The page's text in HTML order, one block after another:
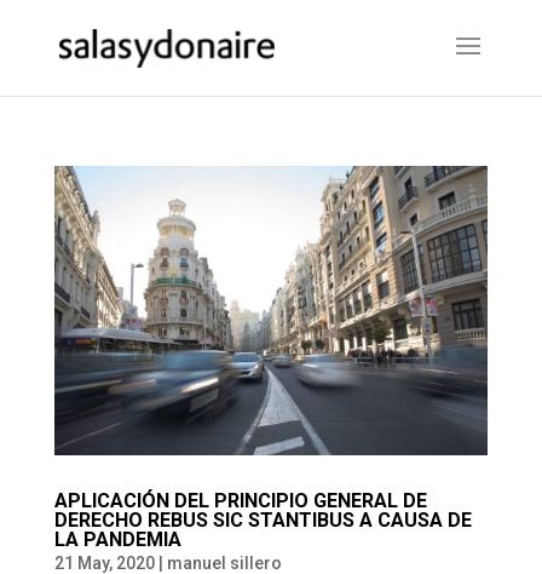
APLICACIÓN DEL PRINCIPIO GENERAL DE
DERECHO REBUS SIC STANTIBUS A CAUSA DE
LA PANDEMIA
21 May, 2020| manuel sillero